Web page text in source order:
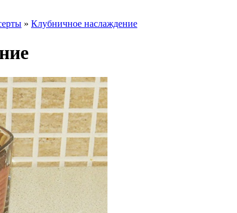
» Клубничное наслаждение